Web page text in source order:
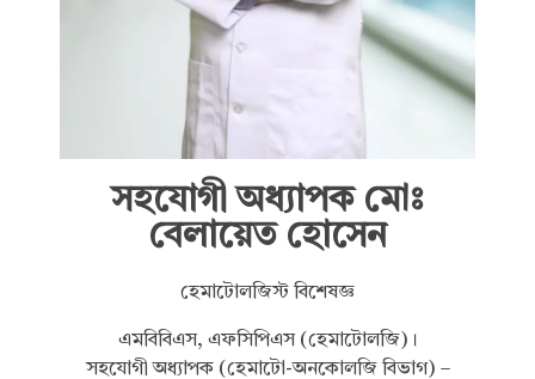
সহযোগী অধ্যাপক মোঃ
বেলায়েত হোসেন
হেমাটোলজিস্ট বিশেষজ্ঞ
এমবিবিএস, এফসিপিএস (হেমাটোলজি)।
সহযোগী অধ্যাপক (হেমাটো-অনকোলজি বিভাগ) –